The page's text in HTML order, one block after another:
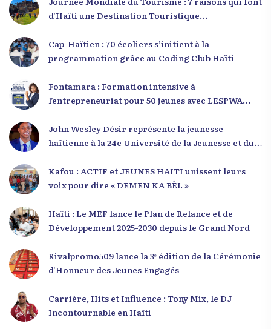
d’Haïti une Destination Touristique
Cap-Haïtien : 70 écoliers s’initient à la
programmation grâce au Coding Club Haïti
Fontamara : Formation intensive à
l’entrepreneuriat pour 50 jeunes avec LESPWA
John Wesley Désir représente la jeunesse
haïtienne à la 24e Université de la Jeunesse et du
Kafou : ACTIF et JEUNES HAITI unissent leurs
voix pour dire « DEMEN KA BÈL »
Haïti : Le MEF lance le Plan de Relance et de
Développement 2025-2030 depuis le Grand Nord
Rivalpromo509 lance la 3ᵉ édition de la Cérémonie
d’Honneur des Jeunes Engagés
Carrière, Hits et Influence : Tony Mix, le DJ
Incontournable en Haïti